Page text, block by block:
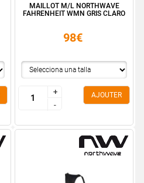
MAILLOT M/L NORTHWAVE
FAHRENHEIT WMN GRIS CLARO
98€
+
-
+
-
AJOUTER